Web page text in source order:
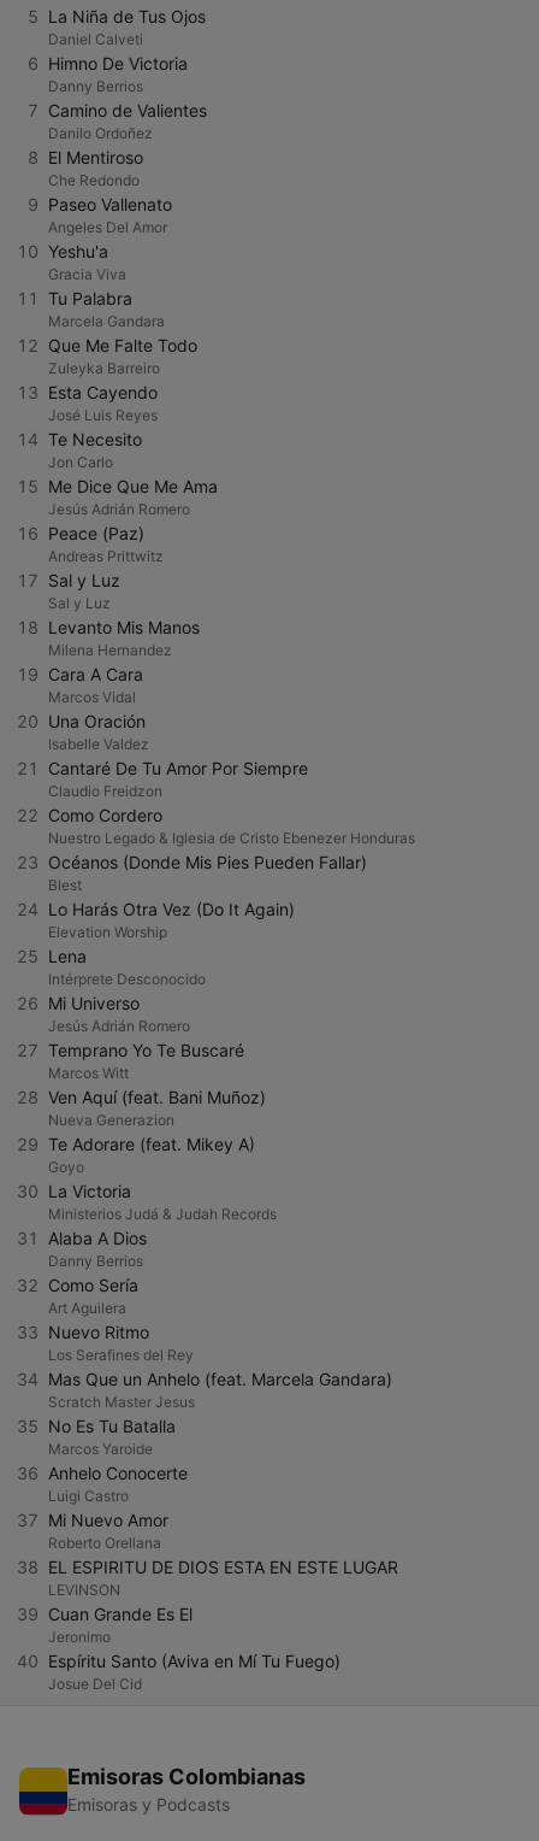
5 La Niña de Tus Ojos
Daniel Calveti
6 Himno De Victoria
Danny Berrios
7 Camino de Valientes
Danilo Ordoñez
8 El Mentiroso
Che Redondo
9 Paseo Vallenato
Angeles Del Amor
10 Yeshu'a
Gracia Viva
11 Tu Palabra
Marcela Gandara
12 Que Me Falte Todo
Zuleyka Barreiro
13 Esta Cayendo
José Luis Reyes
14 Te Necesito
Jon Carlo
15 Me Dice Que Me Ama
Jesús Adrián Romero
16 Peace (Paz)
Andreas Prittwitz
17 Sal y Luz
Sal y Luz
18 Levanto Mis Manos
Milena Hernandez
19 Cara A Cara
Marcos Vidal
20 Una Oración
Isabelle Valdez
21 Cantaré De Tu Amor Por Siempre
Claudio Freidzon
22 Como Cordero
Nuestro Legado & Iglesia de Cristo Ebenezer Honduras
23 Océanos (Donde Mis Pies Pueden Fallar)
Blest
24 Lo Harás Otra Vez (Do It Again)
Elevation Worship
25 Lena
Intérprete Desconocido
26 Mi Universo
Jesús Adrián Romero
27 Temprano Yo Te Buscaré
Marcos Witt
28 Ven Aquí (feat. Bani Muñoz)
Nueva Generazion
29 Te Adorare (feat. Mikey A)
Goyo
30 La Victoria
Ministerios Judá & Judah Records
31 Alaba A Dios
Danny Berrios
32 Como Sería
Art Aguilera
33 Nuevo Ritmo
Los Serafines del Rey
34 Mas Que un Anhelo (feat. Marcela Gandara)
Scratch Master Jesus
35 No Es Tu Batalla
Marcos Yaroide
36 Anhelo Conocerte
Luigi Castro
37 Mi Nuevo Amor
Roberto Orellana
38 EL ESPIRITU DE DIOS ESTA EN ESTE LUGAR
LEVINSON
39 Cuan Grande Es El
Jeronimo
40 Espíritu Santo (Aviva en Mí Tu Fuego)
Josue Del Cid
Emisoras Colombianas
Emisoras y Podcasts